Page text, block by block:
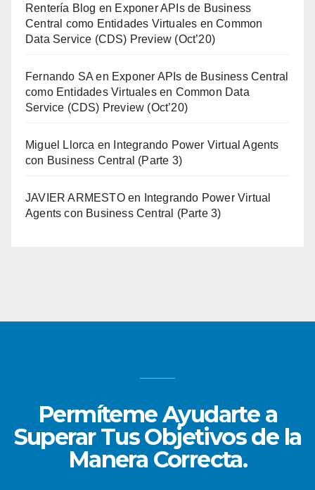
Rentería Blog en Exponer APIs de Business
Central como Entidades Virtuales en Common
Data Service (CDS) Preview (Oct’20)
Fernando SA en Exponer APIs de Business Central
como Entidades Virtuales en Common Data
Service (CDS) Preview (Oct’20)
Miguel Llorca en
Integrando Power Virtual Agents
con Business Central (Parte 3)
JAVIER ARMESTOen
Integrando Power Virtual
Agents con Business Central (Parte 3)
Permíteme Ayudarte a
Superar Tus Objetivos de la
Manera Correcta.